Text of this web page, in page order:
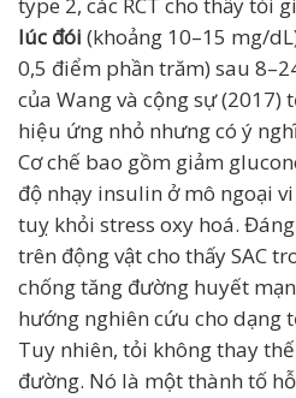
lúc đói (khoảng 10–15 mg/
0,5 điểm phần trăm) sau
của Wang và cộng sự (2017)
hiệu ứng nhỏ nhưng có ý
Cơ chế bao gồm giảm
độ nhạy insulin ở mô ngoại
tuỵ khỏi stress oxy hoá.
trên động vật cho thấy SAC
chống tăng đường huyết
hướng nghiên cứu cho dạng
Tuy nhiên, tỏi không thay
đường. Nó là một thành tố